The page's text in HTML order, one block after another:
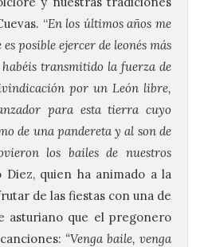
“En los últimos años me
posible ejercer de leonés más
transmitido la fuerza de
por un León libre,
para esta tierra cuyo
de una pandereta y al son de
los bailes de nuestros
Diez, quien ha animado a la
de las fiestas con una de
asturiano que el pregonero
“Venga baile, venga